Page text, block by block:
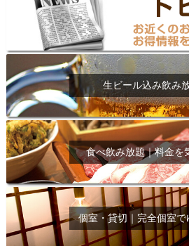
生ビール込み飲み
食べ飲み放題｜料金を
個室・貸切｜完全個室で